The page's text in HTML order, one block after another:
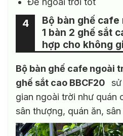
Bộ bàn ghế
1 bàn 2 ghế sắt
hợp cho không
4
Bộ bàn ghế cafe ngoài
ghế sắt cao BBCF20
gian ngoài trời như quán
sân thượng, quán ăn,